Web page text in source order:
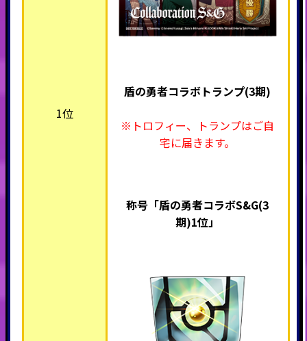
1位
盾の勇者コラボトランプ(3期)
※トロフィー、トランプはご自
宅に届きます。
称号「盾の勇者コラボS&G(3
期)1位」